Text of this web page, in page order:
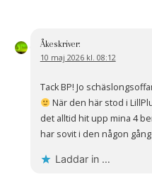
Åkeskriver:
10 maj 2026 kl. 08:12
Tack BP! Jo
När den här stod i
det alltid hit upp mina 4
har sovit i den någon
Laddar in …